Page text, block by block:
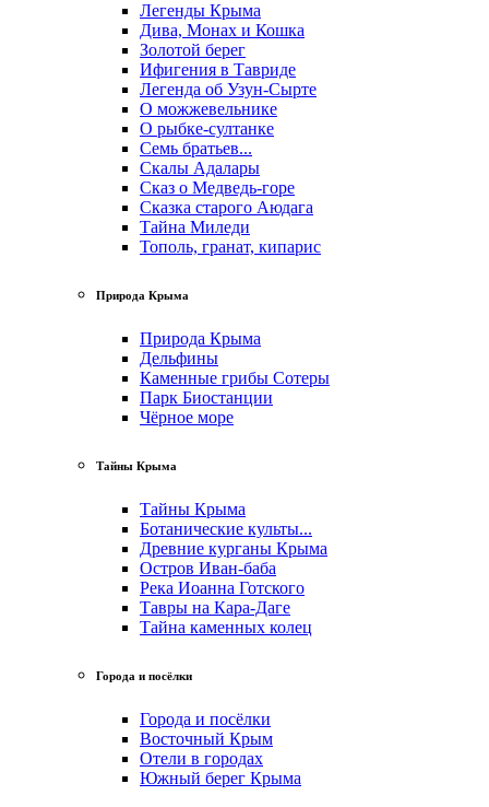
Легенды Крыма
Дива, Монах и Кошка
Золотой берег
Ифигения в Тавриде
Легенда об Узун-Сырте
О можжевельнике
О рыбке-султанке
Семь братьев...
Скалы Адалары
Сказ о Медведь-горе
Сказка старого Аюдага
Тайна Миледи
Тополь, гранат, кипарис
Природа Крыма
Природа Крыма
Дельфины
Каменные грибы Сотеры
Парк Биостанции
Чёрное море
Тайны Крыма
Тайны Крыма
Ботанические культы...
Древние курганы Крыма
Остров Иван-баба
Река Иоанна Готского
Тавры на Кара-Даге
Тайна каменных колец
Города и посёлки
Города и посёлки
Восточный Крым
Отели в городах
Южный берег Крыма